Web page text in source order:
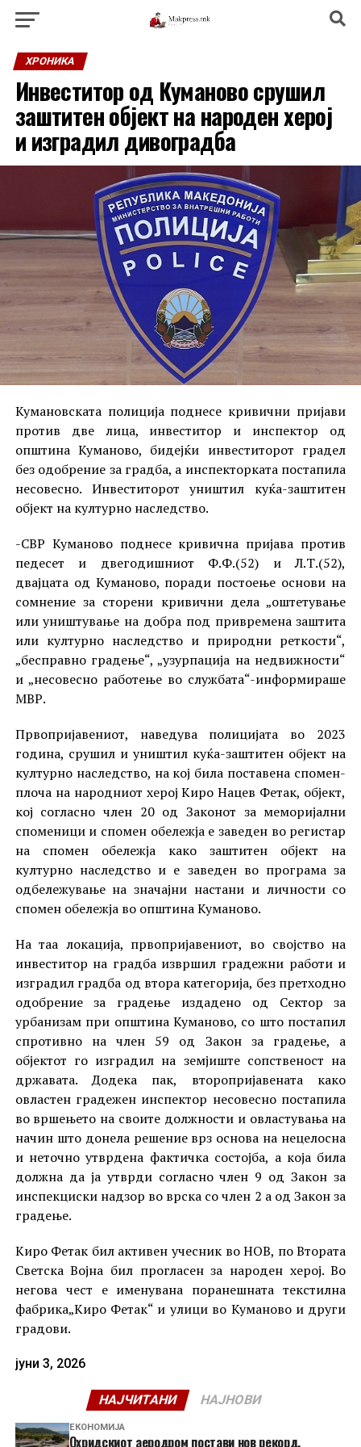
ХРОНИКА
Инвеститор од Куманово срушил
заштитен објект на народен херој
и изградил дивоградба
Кумановската полиција поднесе кривични пријави
против две лица, инвеститор и инспектор од
општина Куманово, бидејќи инвеститорот градел
без одобрение за градба, а инспекторката постапила
несовесно. Инвеститорот уништил куќа-заштитен
објект на културно наследство.
-СВР Куманово поднесе кривична пријава против
педесет и двегодишниот Ф.Ф.(52) и Л.Т.(52),
двајцата од Куманово, поради постоење основи на
сомнение за сторени кривични дела „оштетување
или уништување на добра под привремена заштита
или културно наследство и природни реткости“,
„бесправно градење“, „узурпација на недвижности“
и „несовесно работење во службата“-информираше
МВР.
Првопријавениот, наведува полицијата во 2023
година, срушил и уништил куќа-заштитен објект на
културно наследство, на кој била поставена спомен-
плоча на народниот херој Киро Нацев Фетак, објект,
кој согласно член 20 од Законот за меморијални
споменици и спомен обележја е заведен во регистар
на спомен обележја како заштитен објект на
културно наследство и е заведен во програма за
одбележување на значајни настани и личности со
спомен обележја во општина Куманово.
На таа локација, првопријавениот, во својство на
инвеститор на градба извршил градежни работи и
изградил градба од втора категорија, без претходно
одобрение за градење издадено од Сектор за
урбанизам при општина Куманово, со што постапил
спротивно на член 59 од Закон за градење, а
објектот го изградил на земјиште сопственост на
државата. Додека пак, второпријавената како
овластен градежен инспектор несовесно постапила
во вршењето на своите должности и овластувања на
начин што донела решение врз основа на нецелосна
и неточно утврдена фактичка состојба, а која била
должна да ја утврди согласно член 9 од Закон за
инспекциски надзор во врска со член 2 а од Закон за
градење.
Киро Фетак бил активен учесник во НОВ, по Втората
Светска Војна бил прогласен за народен херој. Во
негова чест е именувана поранешната текстилна
фабрика„Киро Фетак“ и улици во Куманово и други
градови.
јуни 3, 2026
НАЈЧИТАНИ НАЈНОВИ
ЕКОНОМИЈА
Охридскиот аеродром постави нов рекорд,